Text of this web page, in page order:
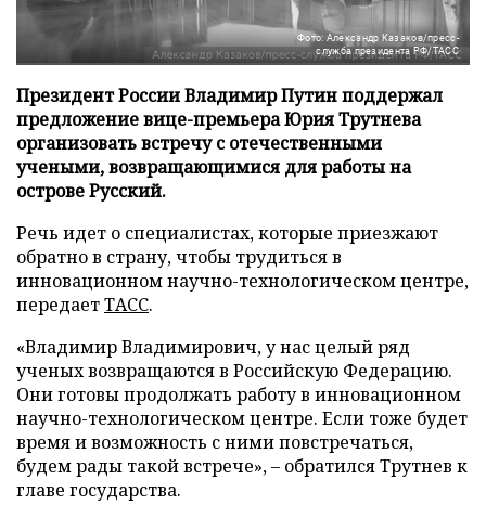
Фото: Александр Казаков/пресс-
служба президента РФ/ТАСС
Президент России Владимир Путин поддержал
предложение вице-премьера Юрия Трутнева
организовать встречу с отечественными
учеными, возвращающимися для работы на
острове Русский.
Речь идет о специалистах, которые приезжают
обратно в страну, чтобы трудиться в
инновационном научно-технологическом центре,
передаетТАСС.
«Владимир Владимирович, у нас целый ряд
ученых возвращаются в Российскую Федерацию.
Они готовы продолжать работу в инновационном
научно-технологическом центре. Если тоже будет
время и возможность с ними повстречаться,
будем рады такой встрече», – обратился Трутнев к
главе государства.